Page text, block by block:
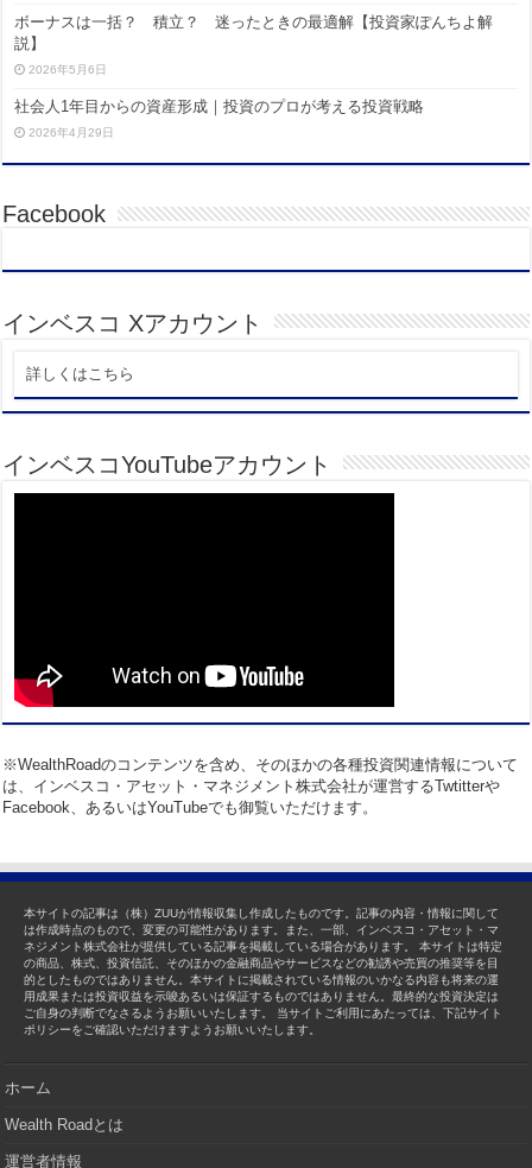
ボーナスは一括？ 積立？ 迷ったときの最適解【投資家ぽんちよ解
説】
2026年5月6日
社会人1年目からの資産形成｜投資のプロが考える投資戦略
2026年4月29日
Facebook
インベスコ Xアカウント
詳しくはこちら
インベスコYouTubeアカウント
※WealthRoadのコンテンツを含め、そのほかの各種投資関連情報について
は、インベスコ・アセット・マネジメント株式会社が運営するTwtitterや
Facebook、あるいはYouTubeでも御覧いただけます。
本サイトの記事は（株）ZUUが情報収集し作成したものです。記事の内容・情報に関して
は作成時点のもので、変更の可能性があります。また、一部、インベスコ・アセット・マ
ネジメント株式会社が提供している記事を掲載している場合があります。 本サイトは特定
の商品、株式、投資信託、そのほかの金融商品やサービスなどの勧誘や売買の推奨等を目
的としたものではありません。本サイトに掲載されている情報のいかなる内容も将来の運
用成果または投資収益を示唆あるいは保証するものではありません。最終的な投資決定は
ご自身の判断でなさるようお願いいたします。 当サイトご利用にあたっては、下記サイト
ポリシーをご確認いただけますようお願いいたします。
ホーム
Wealth Roadとは
運営者情報